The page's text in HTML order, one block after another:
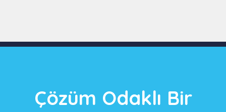
Çözüm Odaklı Bir